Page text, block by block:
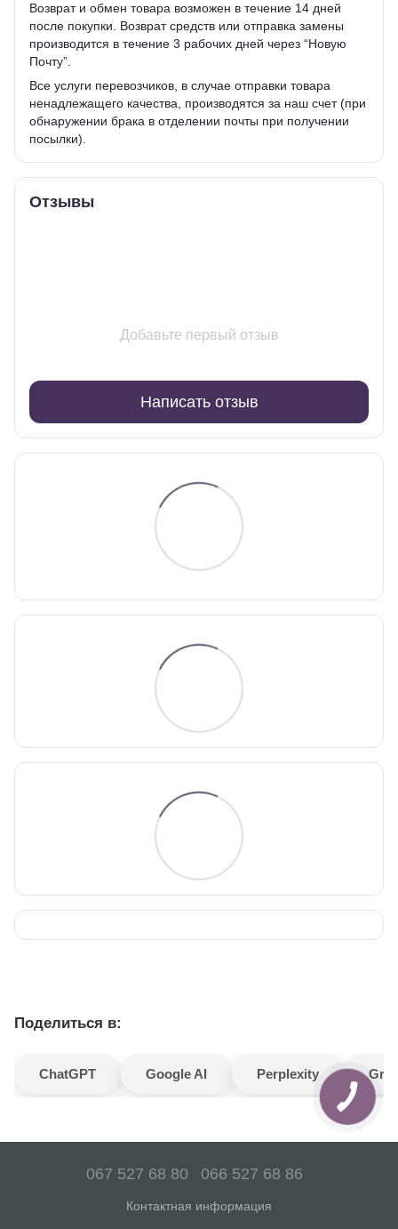
Возврат и обмен товара возможен в течение 14 дней
после покупки. Возврат средств или отправка замены
производится в течение 3 рабочих дней через “Новую
Почту”.
Все услуги перевозчиков, в случае отправки товара
ненадлежащего качества, производятся за наш счет (при
обнаружении брака в отделении почты при получении
посылки).
Отзывы
Добавьте первый отзыв
Написать отзыв
Поделиться в:
ChatGPT Google AI Perplexity
067 527 68 80 066 527 68 86
Контактная информация